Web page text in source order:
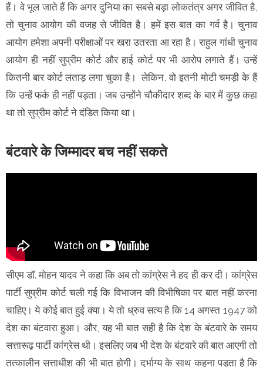
हैं। वे भूल जाते हैं कि अगर दुनिया का सबसे बड़ा लोकतंत्र अगर जीवित है,
तो चुनाव आयोग की वजह से जीवित है। हमें इस बात का गर्व है। चुनाव
आयोग हमेशा अपनी परीक्षाओं पर खरा उतरता आ रहा है। राहुल गांधी चुनाव
आयोग ही नहीं सुप्रीम कोर्ट और हाई कोर्ट पर भी आरोप लगाते हैं। उन्हें
कितनी बार कोर्ट लताड़ लगा चुका है। लेकिन, वो इतनी मोटी चमड़ी के हैं
कि उन्हें फर्क ही नहीं पड़ता। जब उन्होंने चौकीदार शब्द के बार में कुछ कहा
था तो सुप्रीम कोर्ट ने दंडित किया था।
बंटवारे के जिम्मादर बच नहीं सकते
सीएम डॉ. मोहन यादव ने कहा कि अब तो कांग्रेस ने हद ही कर दी। कांग्रेस
पार्टी सुप्रीम कोर्ट चली गई कि विभाजन की विभीषिका पर बात नहीं करना
चाहिए। ये कोई बात हुई क्या। ये तो ध्रुव सत्य है कि 14 अगस्त 1947 को
देश का बंटवारा हुआ। और, यह भी बात सही है कि देश के बंटवारे के समय
सत्तारूढ़ पार्टी कांग्रेस थी। इसलिए जब भी देश के बंटवारे की बात आएगी तो
तत्कालीन सत्ताधीश की भी बात होगी। दुर्भाग्य के साथ कहना पड़ता है कि